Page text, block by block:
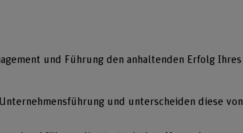
und Führung den anhaltenden Erfolg Ihres
und unterscheiden diese von